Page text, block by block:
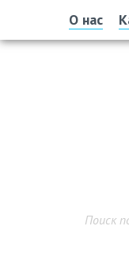
О нас